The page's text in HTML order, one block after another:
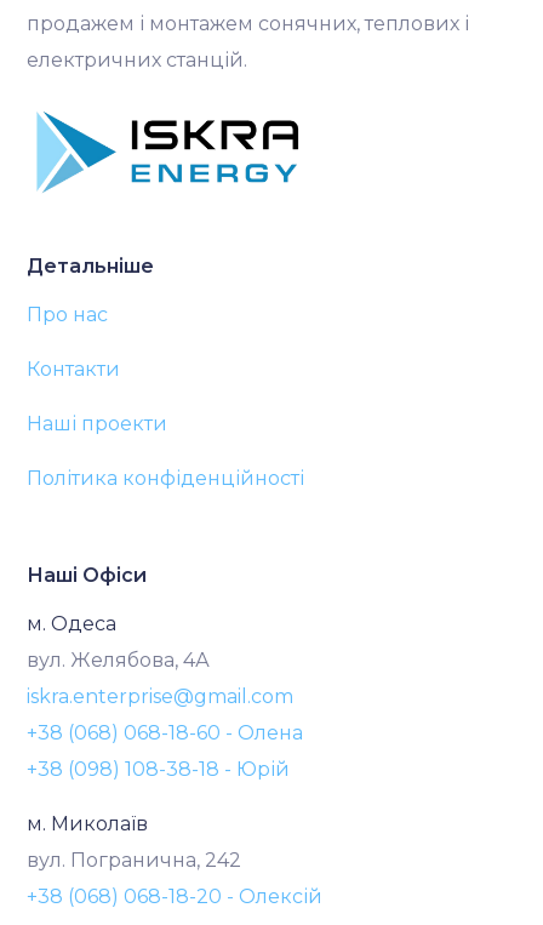
продажем і монтажем сонячних, теплових і
електричних станцій.
Детальніше
Про нас
Контакти
Наші проекти
Політика конфіденційності
Наші Офіси
м. Одеса
вул. Желябова, 4А
iskra.enterprise@gmail.com
+38 (068) 068-18-60 - Олена
+38 (098) 108-38-18 - Юрій
м. Миколаїв
вул. Погранична, 242
+38 (068) 068-18-20 - Олексій